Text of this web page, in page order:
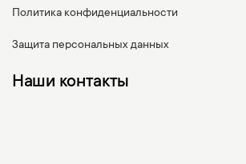
Политика конфиденциальности
Защита персональных данных
Наши контакты